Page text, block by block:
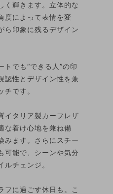
く輝きます。立体的な
度によって表情を変
ら印象に残るデザイン
トでも“できる人”の印
認性とデザイン性を兼
チです。
イタリア製カーフレザ
な着け心地を兼ね備
みます。さらにスチー
可能で、シーンや気分
ルチェンジ。
フに過ごす休日も。こ